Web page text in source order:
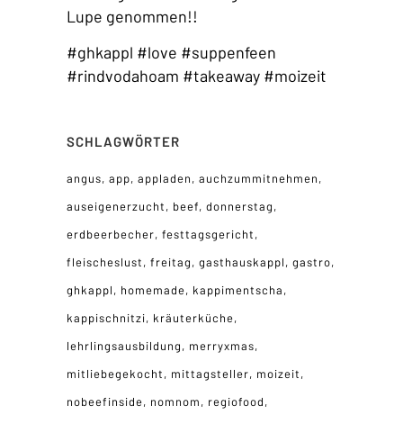
Lupe genommen!!
#ghkappl #love #suppenfeen
#rindvodahoam #takeaway #moizeit
SCHLAGWÖRTER
angus app appladen
auchzummitnehmen
auseigenerzucht
beef donnerstag
erdbeerbecher festtagsgericht
fleischeslust
freitag gasthauskappl
gastro
ghkappl
homemade
kappimentscha
kappischnitzi
kräuterküche
lehrlingsausbildung
merryxmas
mitliebegekocht
mittagsteller
moizeit
nobeefinside
nomnom
regiofood